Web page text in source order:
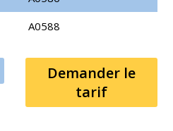
A0588
Demander le
tarif